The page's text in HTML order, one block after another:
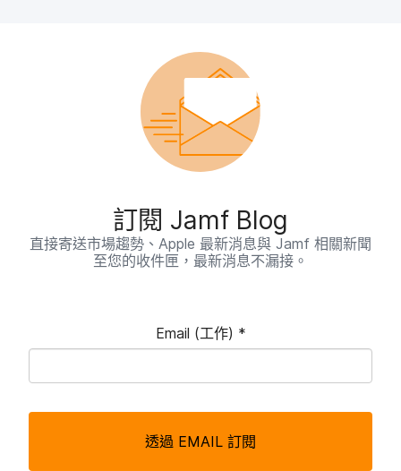
訂閱 Jamf Blog
直接​寄送​市場​趨勢、 Apple 最​新​消息​與 Jamf 相關​新聞​
至​您​的​收件​匣，​最​新​消息​不​漏接。
Email (工作) *
欄
透過 EMAIL 訂閱